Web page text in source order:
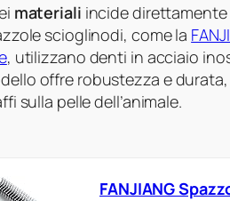
materiali incide direttamente
scioglinodi, come la
, utilizzano denti in acciaio
offre robustezza e
sulla pelle dell’animale.
FANJIANG